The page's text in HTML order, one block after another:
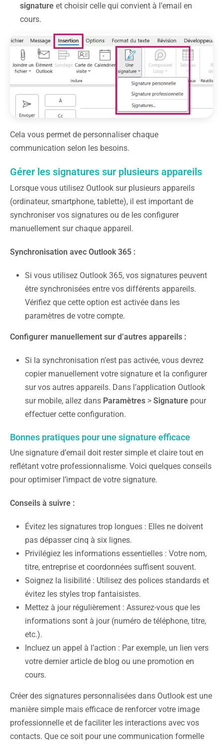
signature et choisir celle qui convient à l’email en
cours.
Cela vous permet de personnaliser chaque
communication selon les besoins.
Gérer les signatures sur plusieurs appareils
Lorsque vous utilisez Outlook sur plusieurs appareils
(ordinateur, smartphone, tablette), il est important de
synchroniser vos signatures ou de les configurer
manuellement sur chaque appareil.
Synchronisation avec Outlook 365 :
Si vous utilisez Outlook 365, vos signatures peuvent
être synchronisées entre vos différents appareils.
Vérifiez que cette option est activée dans les
paramètres de votre compte.
Configurer manuellement sur d’autres appareils :
Si la synchronisation n’est pas activée, vous devrez
copier manuellement votre signature et la configurer
sur vos autres appareils. Dans l’application Outlook
sur mobile, allez dans Paramètres > Signature pour
effectuer cette configuration.
Bonnes pratiques pour une signature efficace
Une signature d’email doit rester simple et claire tout en
reflétant votre professionnalisme. Voici quelques conseils
pour optimiser l’impact de votre signature.
Conseils à suivre :
Évitez les signatures trop longues : Elles ne doivent
pas dépasser cinq à six lignes.
Privilégiez les informations essentielles : Votre nom,
titre, entreprise et coordonnées suffisent souvent.
Soignez la lisibilité : Utilisez des polices standards et
évitez les styles trop fantaisistes.
Mettez à jour régulièrement : Assurez-vous que les
informations sont à jour (numéro de téléphone, titre,
etc.).
Incluez un appel à l’action : Par exemple, un lien vers
votre dernier article de blog ou une promotion en
cours.
Créer des signatures personnalisées dans Outlook est une
manière simple mais efficace de renforcer votre image
professionnelle et de faciliter les interactions avec vos
contacts. Que ce soit pour une communication formelle